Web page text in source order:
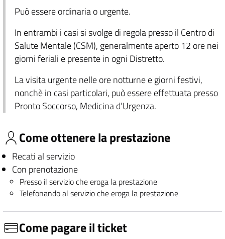
Può essere ordinaria o urgente.
In entrambi i casi si svolge di regola presso il Centro di
Salute Mentale (CSM), generalmente aperto 12 ore nei
giorni feriali e presente in ogni Distretto.
La visita urgente nelle ore notturne e giorni festivi,
nonchè in casi particolari, può essere effettuata presso
Pronto Soccorso, Medicina d’Urgenza.
Come ottenere la prestazione
Recati al servizio
Con prenotazione
Presso il servizio che eroga la prestazione
Telefonando al servizio che eroga la prestazione
Come pagare il ticket